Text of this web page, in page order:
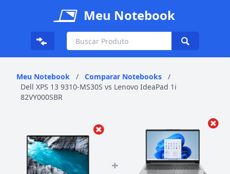
Meu Notebook
Meu Notebook / Comparar Notebooks
/
Dell XPS 13 9310-MS30S vs Lenovo IdeaPad 1i
82VY000SBR
+